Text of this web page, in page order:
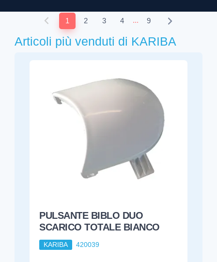
1 2 3 4 ... 9
Articoli più venduti di KARIBA
PULSANTE BIBLO DUO
SCARICO TOTALE BIANCO
KARIBA 420039